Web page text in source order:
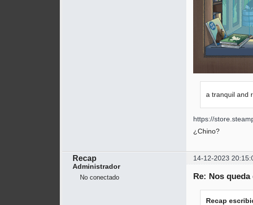
a tranquil and
https://
¿Chino?
Recap
14-12-2023
Administrador
No conectado Re: Nos
Recap